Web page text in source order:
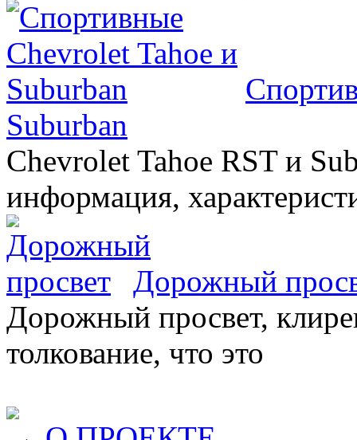
Suburban
Chevrolet Tahoe RST и
информация,
Дорожный
Дорожный просвет,
толкование, что это